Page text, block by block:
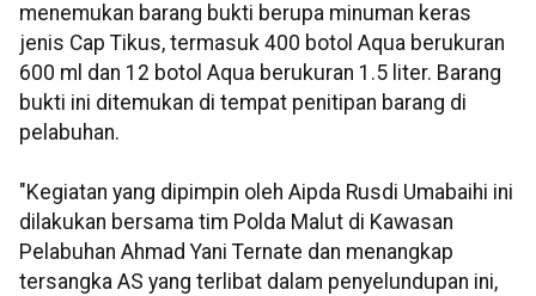
menemukan barang bukti berupa minuman keras
jenis Cap Tikus, termasuk 400 botol Aqua berukuran
600 ml dan 12 botol Aqua berukuran 1.5 liter. Barang
bukti ini ditemukan di tempat penitipan barang di
pelabuhan.
"Kegiatan yang dipimpin oleh Aipda Rusdi Umabaihi ini
dilakukan bersama tim Polda Malut di Kawasan
Pelabuhan Ahmad Yani Ternate dan menangkap
tersangka AS yang terlibat dalam penyelundupan ini,